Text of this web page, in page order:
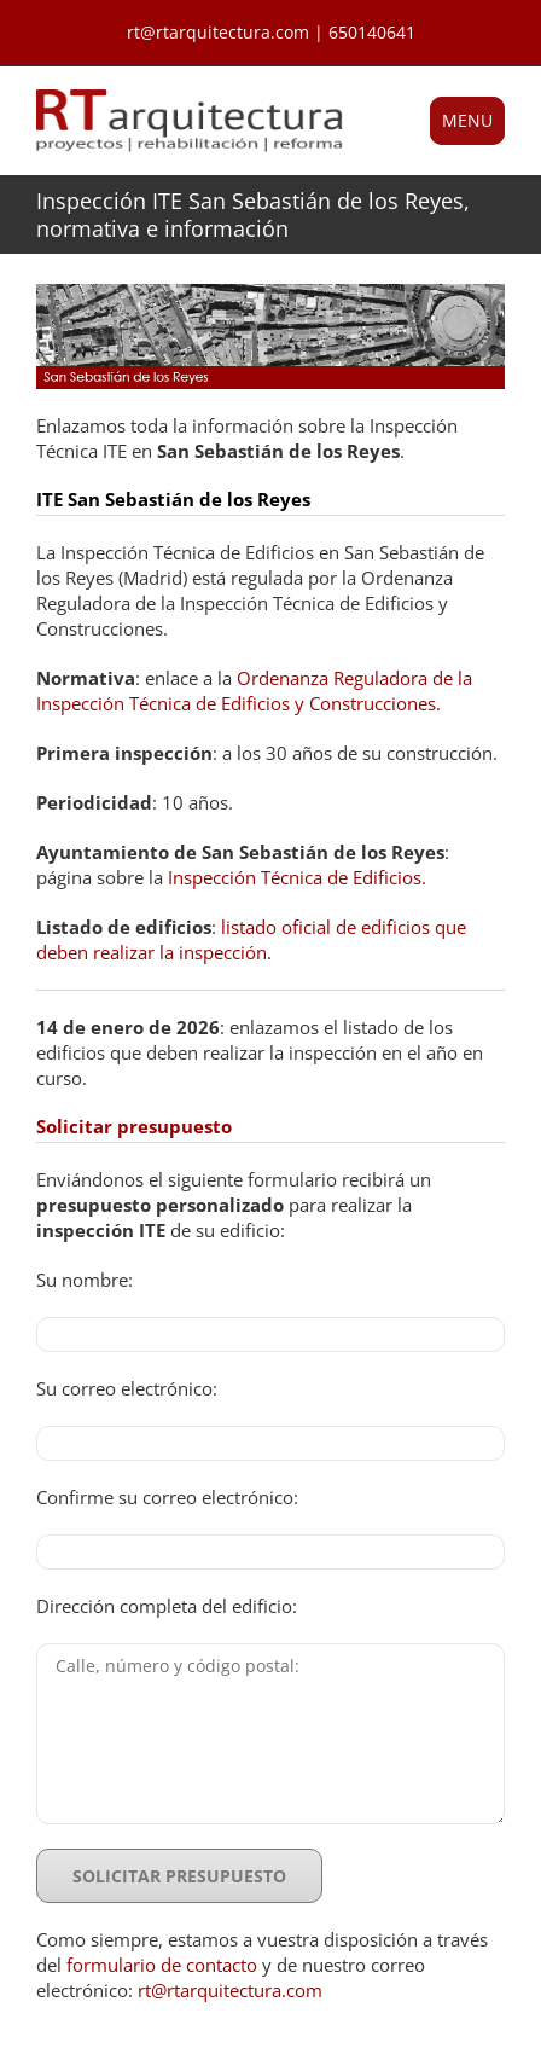
contenido
rt@rtarquitectura.com | 650140641
MENU
Inspección ITE San Sebastián de los Reyes,
normativa e información
Enlazamos toda la información sobre la Inspección
Técnica ITE en San Sebastián de los Reyes.
ITE San Sebastián de los Reyes
La Inspección Técnica de Edificios en San Sebastián de
los Reyes (Madrid) está regulada por la Ordenanza
Reguladora de la Inspección Técnica de Edificios y
Construcciones.
Normativa: enlace a la Ordenanza Reguladora de la
Inspección Técnica de Edificios y Construcciones.
Primera inspección: a los 30 años de su construcción.
Periodicidad: 10 años.
Ayuntamiento de San Sebastián de los Reyes:
página sobre la Inspección Técnica de Edificios.
Listado de edificios: listado oficial de edificios que
deben realizar la inspección.
14 de enero de 2026: enlazamos el listado de los
edificios que deben realizar la inspección en el año en
curso.
Solicitar presupuesto
Enviándonos el siguiente formulario recibirá un
presupuesto personalizadopara realizar la
inspección ITEde su edificio:
Su nombre:
Su correo electrónico:
Confirme su correo electrónico:
Dirección completa del edificio:
Como siempre, estamos a vuestra disposición a través
del formulario de contactoy de nuestro correo
electrónico: rt@rtarquitectura.com